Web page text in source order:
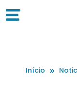
Início